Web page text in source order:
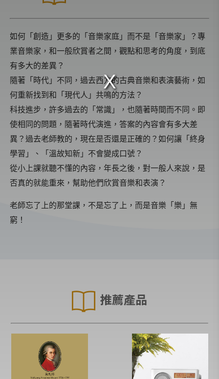
如何「創造」更多的「音樂家庭」而不是「音樂家」？專
業音樂家，和一般欣賞者之間，觀點和思考的角度，到底
有多大的差異？
隨著「時代」不同，過去西方的古典音樂和表演藝術，如
何重新找到和「現代人」共鳴的方法？
科技進步，許多過去的「常識」，也隨著時間而不同。即
使相同的問題，隨著時代演進，答案的內容會有多大差
異？過去老師教的，現在是否還是正確的？如何讓「終身
學習」、「溫故知新」不會變成口號？
從小上課就聽不懂的內容，年長之後，對一般人來說，是
否真的就能重來，幫助他們欣賞音樂和表演？
老師忘了上的那堂課，不是忘了上，而是音樂「樂」無
窮！
推薦產品